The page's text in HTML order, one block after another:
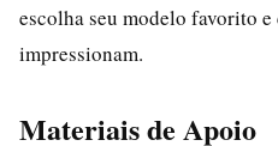
escolha seu modelo favorito
impressionam.
Materiais de Apoio